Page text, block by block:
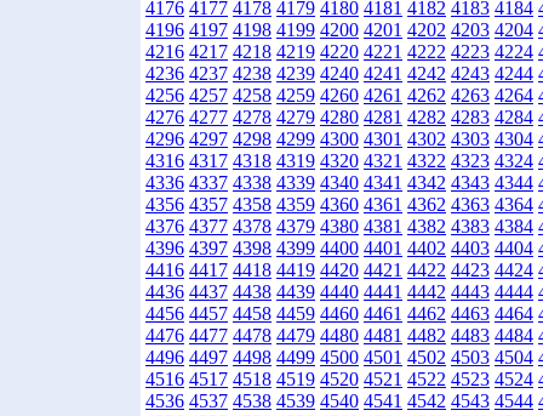
4176 4177 4178 4179 4180 4181 4182 4183 4184
4196 4197 4198 4199 4200 4201 4202 4203 4204
4216 4217 4218 4219 4220 4221 4222 4223 4224
4236 4237 4238 4239 4240 4241 4242 4243 4244
4256 4257 4258 4259 4260 4261 4262 4263 4264
4276 4277 4278 4279 4280 4281 4282 4283 4284
4296 4297 4298 4299 4300 4301 4302 4303 4304
4316 4317 4318 4319 4320 4321 4322 4323 4324
4336 4337 4338 4339 4340 4341 4342 4343 4344
4356 4357 4358 4359 4360 4361 4362 4363 4364
4376 4377 4378 4379 4380 4381 4382 4383 4384
4396 4397 4398 4399 4400 4401 4402 4403 4404
4416 4417 4418 4419 4420 4421 4422 4423 4424
4436 4437 4438 4439 4440 4441 4442 4443 4444
4456 4457 4458 4459 4460 4461 4462 4463 4464
4476 4477 4478 4479 4480 4481 4482 4483 4484
4496 4497 4498 4499 4500 4501 4502 4503 4504
4516 4517 4518 4519 4520 4521 4522 4523 4524
4536 4537 4538 4539 4540 4541 4542 4543 4544